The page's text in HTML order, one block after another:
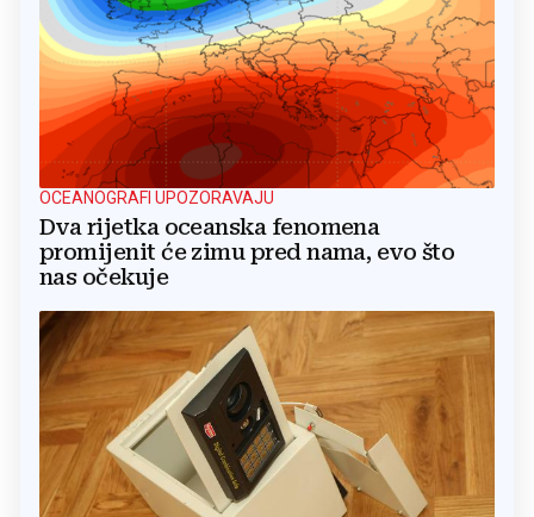
OCEANOGRAFI UPOZORAVAJU
Dva rijetka oceanska fenomena
promijenit će zimu pred nama, evo što
nas očekuje